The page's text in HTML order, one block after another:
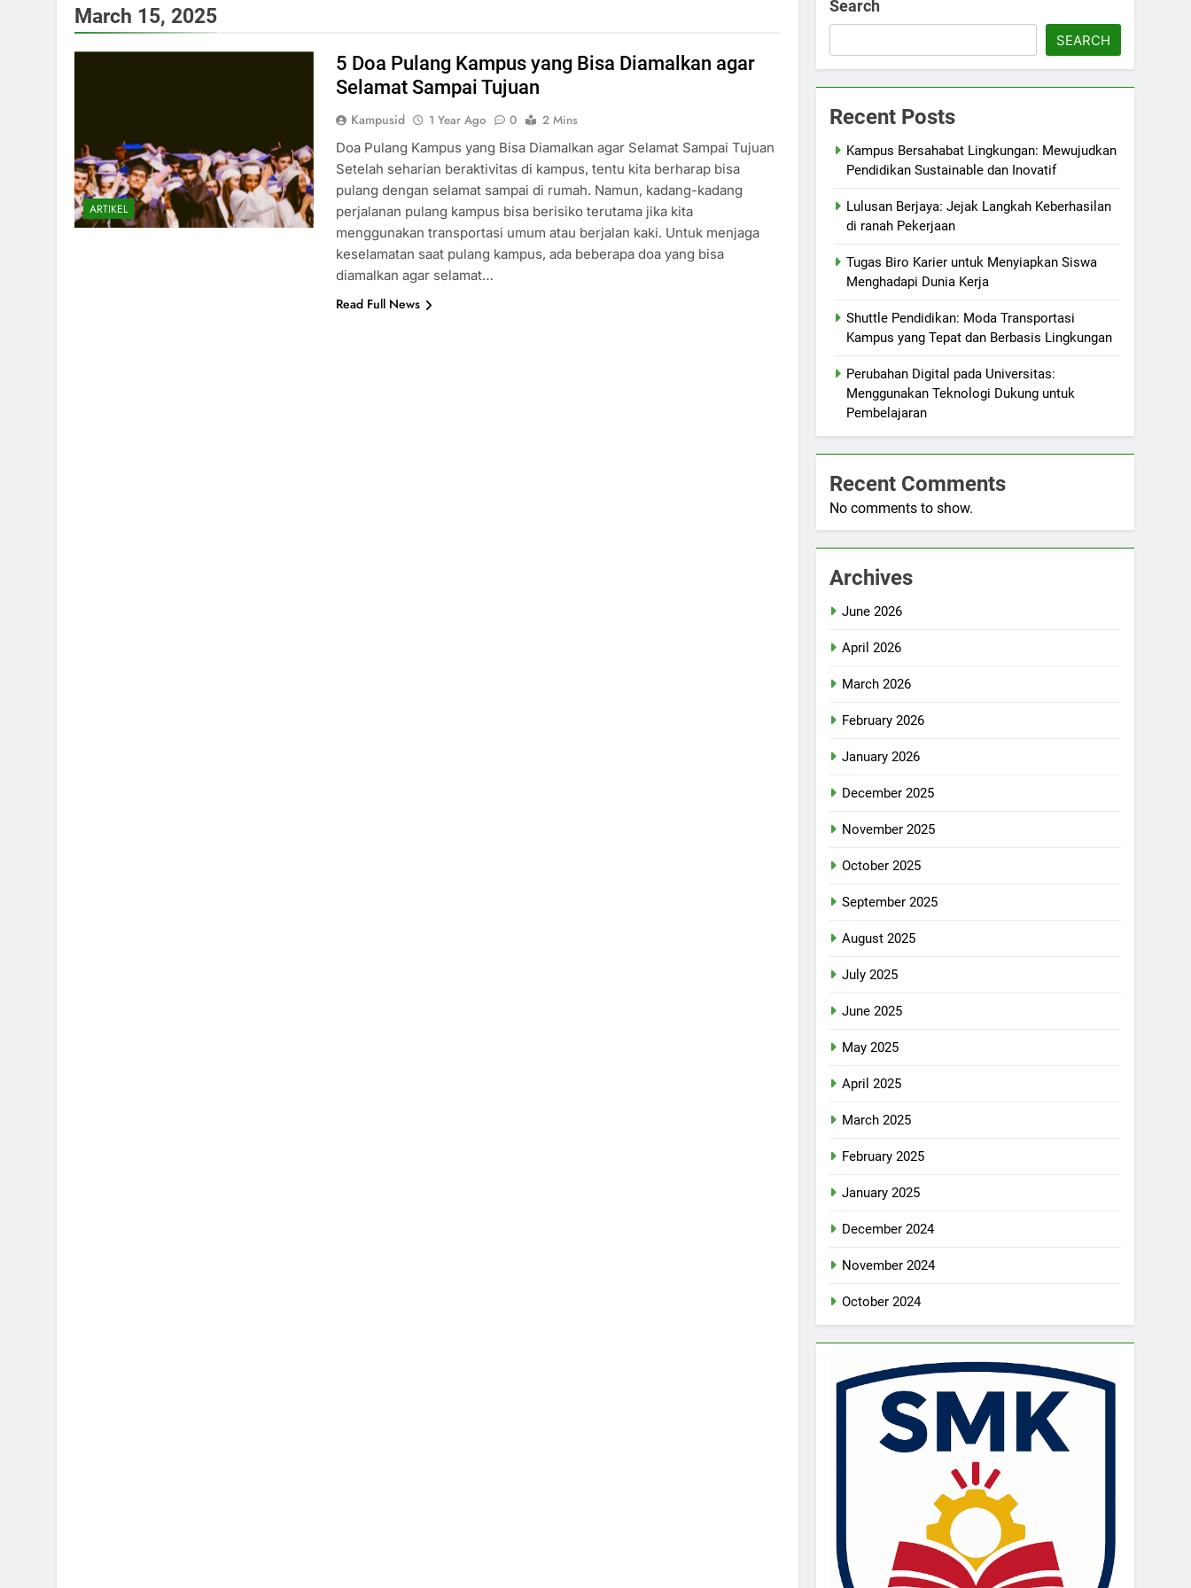
March 15, 2025
ARTIKEL
5 Doa Pulang Kampus yang Bisa Diamalkan agar
Selamat Sampai Tujuan
Kampusid 1 Year Ago 0
2 Mins
Doa Pulang Kampus yang Bisa Diamalkan agar Selamat Sampai Tujuan
Setelah seharian beraktivitas di kampus, tentu kita berharap bisa
pulang dengan selamat sampai di rumah. Namun, kadang-kadang
perjalanan pulang kampus bisa berisiko terutama jika kita
menggunakan transportasi umum atau berjalan kaki. Untuk menjaga
keselamatan saat pulang kampus, ada beberapa doa yang bisa
diamalkan agar selamat…
Read Full News
Search
SEARCH
Recent Posts
Kampus Bersahabat Lingkungan: Mewujudkan
Pendidikan Sustainable dan Inovatif
Lulusan Berjaya: Jejak Langkah Keberhasilan
di ranah Pekerjaan
Tugas Biro Karier untuk Menyiapkan Siswa
Menghadapi Dunia Kerja
Shuttle Pendidikan: Moda Transportasi
Kampus yang Tepat dan Berbasis Lingkungan
Perubahan Digital pada Universitas:
Menggunakan Teknologi Dukung untuk
Pembelajaran
Recent Comments
No comments to show.
Archives
June 2026
April 2026
March 2026
February 2026
January 2026
December 2025
November 2025
October 2025
September 2025
August 2025
July 2025
June 2025
May 2025
April 2025
March 2025
February 2025
January 2025
December 2024
November 2024
October 2024